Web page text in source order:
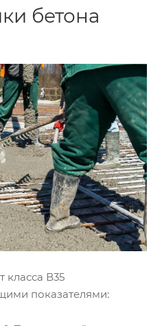
бетона
В35
показателями: